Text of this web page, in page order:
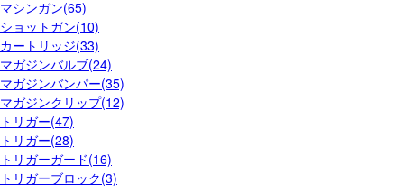
マシンガン(65)
ショットガン(10)
カートリッジ(33)
マガジンバルブ(24)
マガジンバンパー(35)
マガジンクリップ(12)
トリガー(47)
トリガー(28)
トリガーガード(16)
トリガーブロック(3)